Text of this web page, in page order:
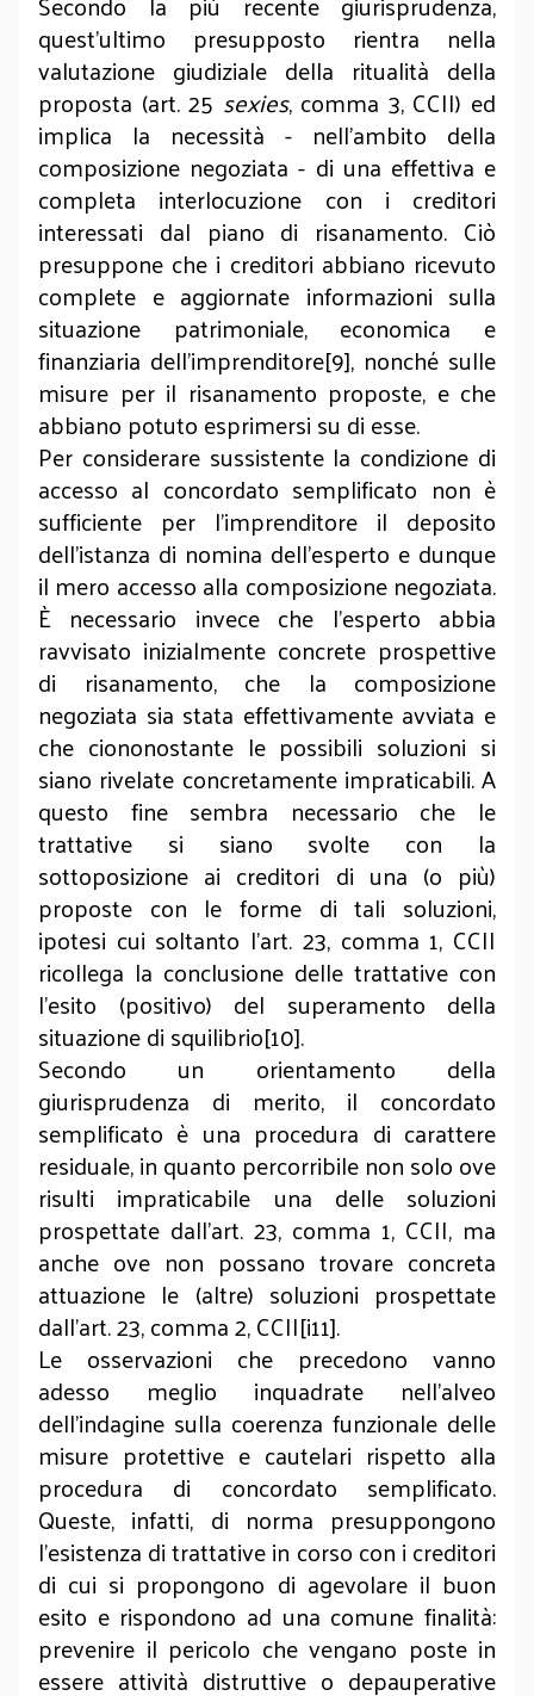
quest’ultimo presupposto rientra nella
valutazione giudiziale della ritualità della
proposta (art. 25 sexies, comma 3, CCII) ed
implica la necessità - nell'ambito della
composizione negoziata - di una effettiva e
completa interlocuzione con i creditori
interessati dal piano di risanamento. Ciò
presuppone che i creditori abbiano ricevuto
complete e aggiornate informazioni sulla
situazione patrimoniale, economica e
finanziaria dell’imprenditore[9], nonché sulle
misure per il risanamento proposte, e che
abbiano potuto esprimersi su di esse.
Per considerare sussistente la condizione di
accesso al concordato semplificato non è
sufficiente per l’imprenditore il deposito
dell’istanza di nomina dell’esperto e dunque
il mero accesso alla composizione negoziata.
È necessario invece che l’esperto abbia
ravvisato inizialmente concrete prospettive
di risanamento, che la composizione
negoziata sia stata effettivamente avviata e
che ciononostante le possibili soluzioni si
siano rivelate concretamente impraticabili. A
questo fine sembra necessario che le
trattative si siano svolte con la
sottoposizione ai creditori di una (o più)
proposte con le forme di tali soluzioni,
ipotesi cui soltanto l’art. 23, comma 1, CCII
ricollega la conclusione delle trattative con
l’esito (positivo) del superamento della
situazione di squilibrio[10].
Secondo un orientamento della
giurisprudenza di merito, il concordato
semplificato è una procedura di carattere
residuale, in quanto percorribile non solo ove
risulti impraticabile una delle soluzioni
prospettate dall’art. 23, comma 1, CCII, ma
anche ove non possano trovare concreta
attuazione le (altre) soluzioni prospettate
dall’art. 23, comma 2, CCII[i11].
Le osservazioni che precedono vanno
adesso meglio inquadrate nell’alveo
dell’indagine sulla coerenza funzionale delle
misure protettive e cautelari rispetto alla
procedura di concordato semplificato.
Queste, infatti, di norma presuppongono
l’esistenza di trattative in corso con i creditori
di cui si propongono di agevolare il buon
esito e rispondono ad una comune finalità:
prevenire il pericolo che vengano poste in
essere attività distruttive o depauperative